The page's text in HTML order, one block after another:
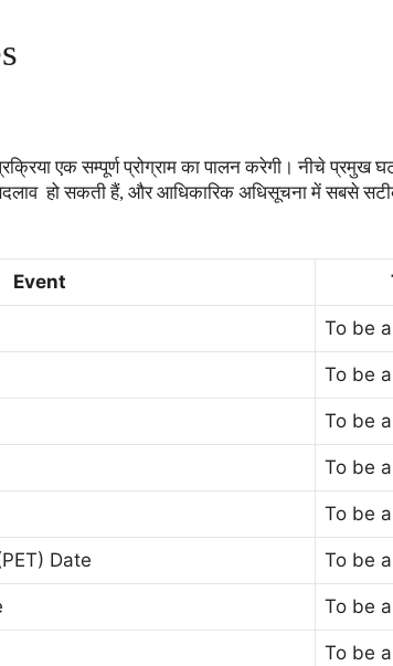
एक सम्पूर्ण प्रोग्राम का पालन करेगी। नीचे प्रमुख
हो सकती हैं, और आधिकारिक अधिसूचना में सबसे
Event
To be
To be
To be
To be
To be
Date To be
To be
To be